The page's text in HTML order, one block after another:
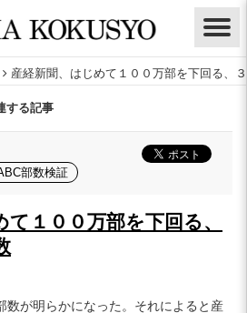
産経新聞、はじめて１００万部を下回る、
する記事
部数検証
１００万部を下回る、
数が明らかになった。それによると産